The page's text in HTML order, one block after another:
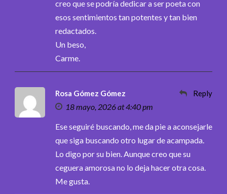
creo que se podría dedicar a ser poeta con
esos sentimientos tan potentes y tan bien
redactados.
Un beso,
Carme.
Rosa Gómez Gómez
18 mayo, 2026 at 4:40 pm
Reply
Ese seguiré buscando, me da pie a aconsejarle
que siga buscando otro lugar de acampada.
Lo digo por su bien. Aunque creo que su
ceguera amorosa no lo deja hacer otra cosa.
Me gusta.